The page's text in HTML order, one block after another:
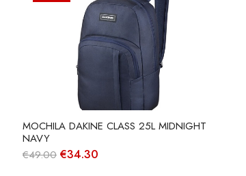
MOCHILA DAKINE CLASS 25L MIDNIGHT
NAVY
€49.00 O
€34.30